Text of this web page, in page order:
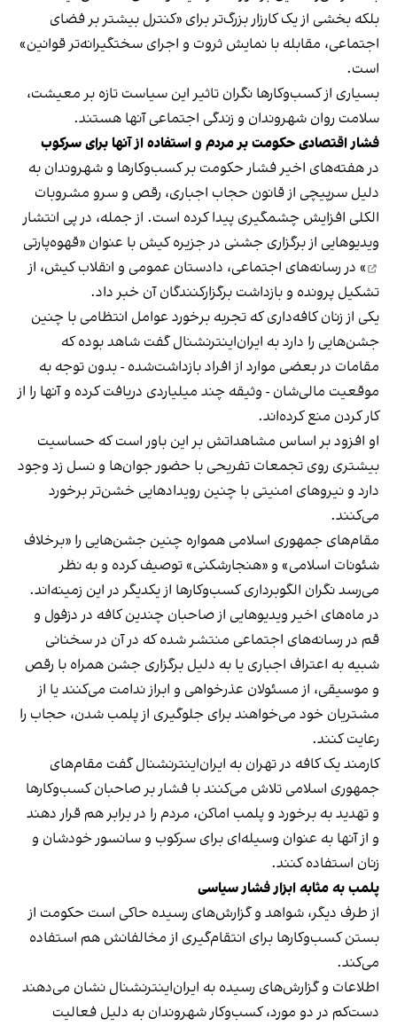
بلکه بخشی از یک کارزار بزرگ‌تر برای «کنترل بیشتر بر فضای
اجتماعی، مقابله با نمایش ثروت و اجرای سختگیرانه‌تر قوانین»
است.
بسیاری از کسب‌وکارها نگران تاثیر این سیاست‌ تازه بر معیشت،
سلامت روان شهروندان و زندگی اجتماعی آنها هستند.
فشار اقتصادی حکومت بر مردم و استفاده از آنها برای سرکوب
در هفته‌های اخیر فشار حکومت بر کسب‌وکارها و شهروندان به
دلیل سرپیچی از قانون حجاب اجباری، رقص و سرو مشروبات
الکلی افزایش چشمگیری پیدا کرده است. از جمله، در پی انتشار
ویدیوهایی از برگزاری جشنی در جزیره کیش با عنوان «قهوه‌پارتی
» در رسانه‌های اجتماعی، دادستان عمومی و انقلاب کیش، از
تشکیل پرونده و بازداشت برگزارکنندگان آن خبر داد.
یکی از زنان کافه‌داری که تجربه برخورد عوامل انتظامی با چنین
جشن‌هایی را دارد به ایران‌اینترنشنال گفت شاهد بوده که
مقامات در بعضی موارد از افراد بازداشت‌‌شده - بدون توجه به
موقعیت مالی‌شان - وثیقه چند میلیاردی دریافت کرده و آنها را از
کار کردن منع کرده‌اند.
او افزود بر اساس مشاهداتش بر این باور است که حساسیت
بیشتری روی تجمعات تفریحی با حضور جوان‌ها و نسل زد وجود
دارد و نیروهای امنیتی با چنین رویدادهایی خشن‌تر برخورد
می‌کنند.
مقام‌های جمهوری اسلامی همواره چنین جشن‌هایی را «برخلاف
شئونات اسلامی» و «هنجارشکنی» توصیف کرده و به نظر
می‌رسد نگران الگوبرداری کسب‌وکارها از یکدیگر در این زمینه‌اند.
در ماه‌های اخیر ویدیوهایی از صاحبان چندین کافه در دزفول و
قم در رسانه‌های اجتماعی منتشر شده که در آن در سخنانی
شبیه به اعتراف اجباری یا به دلیل برگزاری جشن همراه با رقص
و موسیقی، از مسئولان عذرخواهی و ابراز ندامت می‌کنند یا از
مشتریان خود می‌خواهند برای جلوگیری از پلمب شدن، حجاب را
رعایت کنند.
کارمند یک کافه در تهران به ایران‌اینترنشنال گفت مقام‌های
جمهوری اسلامی تلاش می‌کنند با فشار بر صاحبان کسب‌وکارها
و تهدید به برخورد و پلمب اماکن، مردم را در برابر هم قرار دهند
و از آنها به عنوان وسیله‌ای برای سرکوب و سانسور خودشان و
زنان استفاده کنند.
پلمب به مثابه ابزار فشار سیاسی
از طرف دیگر، شواهد و گزارش‌های رسیده حاکی است حکومت از
بستن کسب‌وکارها برای انتقام‌گیری از مخالفانش هم استفاده
می‌کند.
اطلاعات و گزارش‌های رسیده به ایران‌اینترنشنال نشان می‌دهند
دست‌کم در دو مورد، کسب‌وکار شهروندان به دلیل فعالیت